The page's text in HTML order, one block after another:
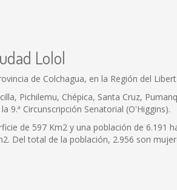
Lolol
de Colchagua, en la Región del
Pichilemu, Chépica, Santa Cruz,
9.ª Circunscripción Senatorial (O'Higgins).
de 597 Km2 y una población de 6.191
Del total de la población, 2.956 son